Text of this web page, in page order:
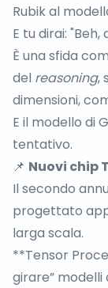
Rubik al
E tu dirai:
È una sfida
del reasoning,
dimensioni,
E il modello di
tentativo.
📌 Nuovi chip
Il secondo
progettato
larga scala.
**Tensor
girare” modelli